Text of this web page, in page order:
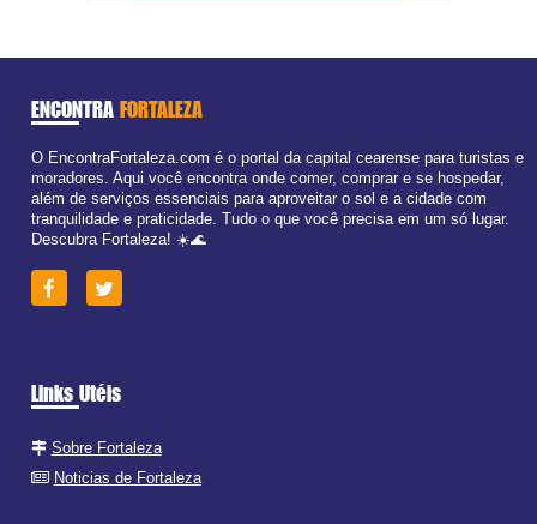
ENCONTRA FORTALEZA
O EncontraFortaleza.com é o portal da capital cearense para turistas e
moradores. Aqui você encontra onde comer, comprar e se hospedar,
além de serviços essenciais para aproveitar o sol e a cidade com
tranquilidade e praticidade. Tudo o que você precisa em um só lugar.
Descubra Fortaleza! ☀️🌊
Links Utéis
Sobre Fortaleza
Noticias de Fortaleza